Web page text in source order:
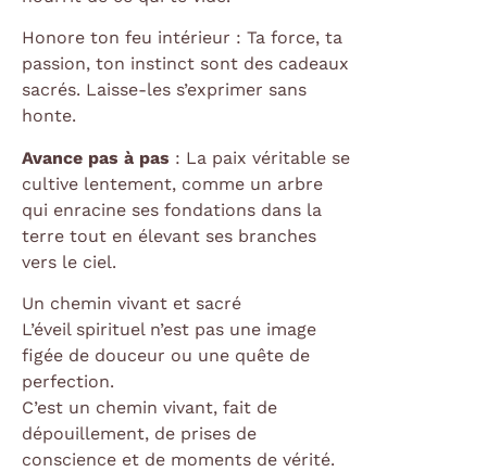
Honore ton feu intérieur : Ta force, ta
passion, ton instinct sont des cadeaux
sacrés. Laisse-les s’exprimer sans
honte.
Avance pas à pas : La paix véritable se
cultive lentement, comme un arbre
qui enracine ses fondations dans la
terre tout en élevant ses branches
vers le ciel.
Un chemin vivant et sacré
L’éveil spirituel n’est pas une image
figée de douceur ou une quête de
perfection.
C’est un chemin vivant, fait de
dépouillement, de prises de
conscience et de moments de vérité.